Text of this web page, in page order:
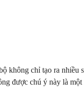
không chỉ tạo ra
được chú ý này là